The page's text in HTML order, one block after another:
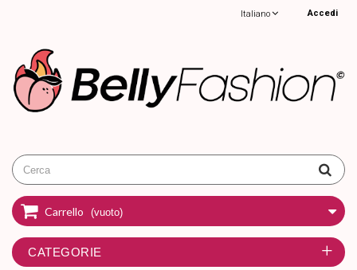
Accedi
Italiano
Carrello (vuoto)
CATEGORIE